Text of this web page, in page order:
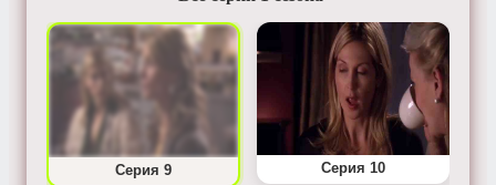
Серия 9 Серия 10